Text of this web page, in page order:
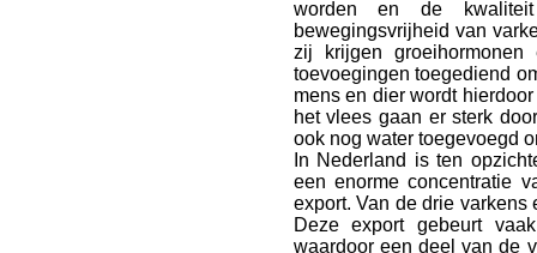
worden en de
bewegingsvrijheid van
zij krijgen
toevoegingen toegediend
mens en dier wordt
het vlees gaan er sterk
ook nog water toegevoegd
In Nederland is ten
een enorme concentratie
export. Van de drie varkens
Deze export gebeurt
waardoor een deel van de